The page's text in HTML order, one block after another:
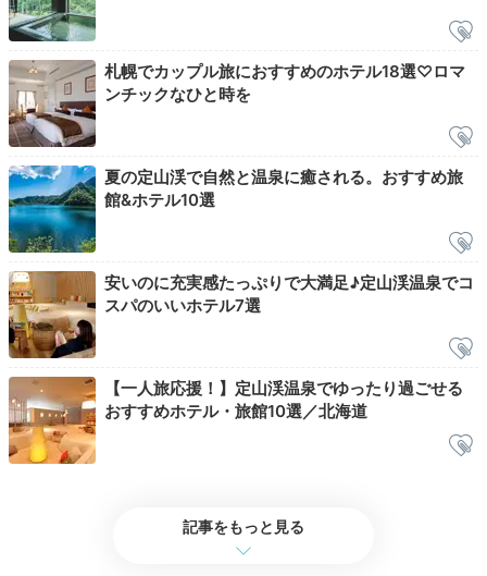
tatehoramiki___
朝早く起きて、温泉へ行きました。空いていたため、のんびりでき
て最高でした。
Breakfast
07:30
新鮮な食材の
和朝食をどうぞ
札幌でカップル旅におすすめのホテル18選♡ロマ
ンチックなひと時を
夏の定山渓で自然と温泉に癒される。おすすめ旅
館&ホテル10選
安いのに充実感たっぷりで大満足♪定山渓温泉でコ
スパのいいホテル7選
【一人旅応援！】定山渓温泉でゆったり過ごせる
おすすめホテル・旅館10選／北海道
記事をもっと見る